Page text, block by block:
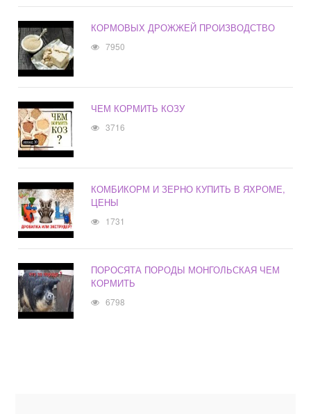
КОРМОВЫХ ДРОЖЖЕЙ ПРОИЗВОДСТВО
7950
ЧЕМ КОРМИТЬ КОЗУ
3716
КОМБИКОРМ И ЗЕРНО КУПИТЬ В ЯХРОМЕ,
ЦЕНЫ
1731
ПОРОСЯТА ПОРОДЫ МОНГОЛЬСКАЯ ЧЕМ
КОРМИТЬ
6798